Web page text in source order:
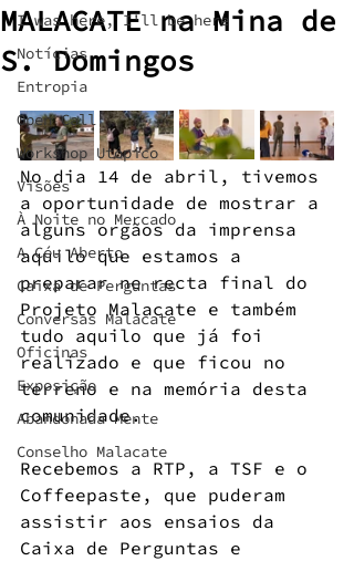
I was here, I'll be here
Notícias
Entropia
Open Call
Workshop Utópico
Visões
À Noite no Mercado
A Céu Aberto
Caixa de Perguntas
Conversas Malacate
Oficinas
Exposição
Abandonada Mente
Conselho Malacate
MALACATE na Mina de
S. Domingos
No dia 14 de abril, tivemos
a oportunidade de mostrar a
alguns orgãos da imprensa
aquilo que estamos a
preparar ne recta final do
Projeto Malacate e também
tudo aquilo que já foi
realizado e que ficou no
terreno e na memória desta
comunidade.
Recebemos a RTP, a TSF e o
Coffeepaste, que puderam
assistir aos ensaios da
Caixa de Perguntas e